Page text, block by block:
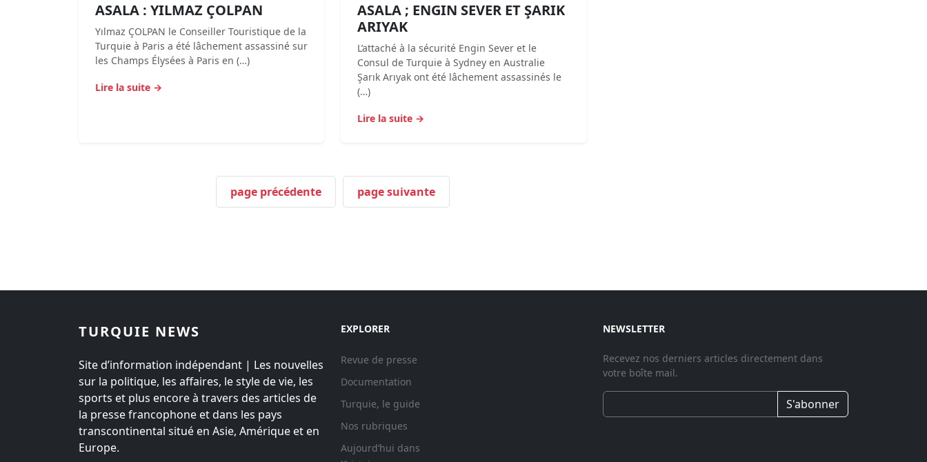
ASALA : YILMAZ ÇOLPAN
Yılmaz ÇOLPAN le Conseiller Touristique de la
Turquie à Paris a été lâchement assassiné sur
les Champs Élysées à Paris en (…)
Lire la suite →
ASALA ; ENGIN SEVER ET ŞARIK
ARIYAK
L’attaché à la sécurité Engin Sever et le
Consul de Turquie à Sydney en Australie
Şarık Arıyak ont été lâchement assassinés le
(…)
Lire la suite →
page précédente page suivante
TURQUIE NEWS
Site d’information indépendant | Les nouvelles
sur la politique, les affaires, le style de vie, les
sports et plus encore à travers des articles de
la presse francophone et dans les pays
transcontinental situé en Asie, Amérique et en
Europe.
EXPLORER
Revue de presse
Documentation
Turquie, le guide
Nos rubriques
Aujourd’hui dans
NEWSLETTER
Recevez nos derniers articles directement dans
votre boîte mail.
S'abonner